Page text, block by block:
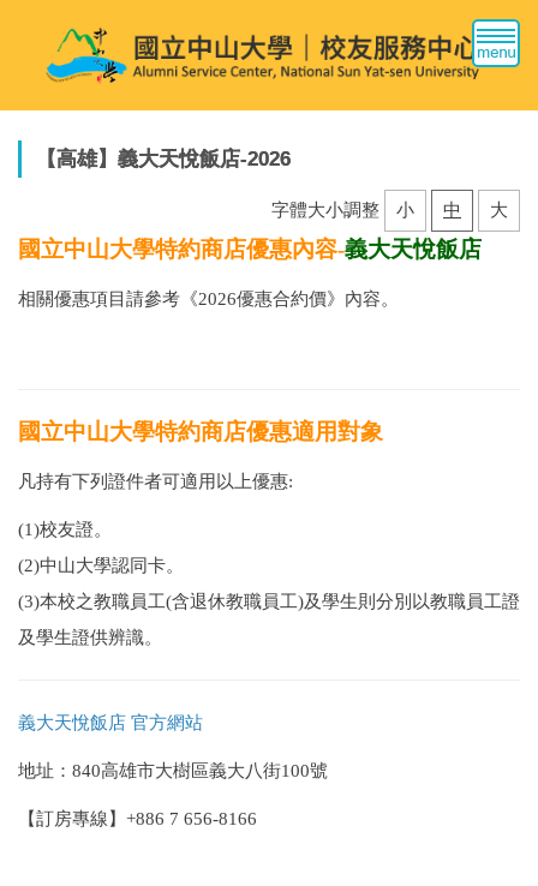
區
【高雄】義大天悅飯店-2026
字體大小調整 小 中 大
國立中山大學特約商店優惠內容-義大天悅飯店
相關優惠項目請參考 《2026優惠合約價》 內容。
國立中山大學特約商店優惠適用對象
凡持有下列證件者可適用以上優惠:
(1)校友證。
(2)中山大學認同卡。
(3)本校之教職員工(含退休教職員工)及學生則分別以教職員工證
及學生證供辨識。
義大天悅飯店 官方網站
地址： 840高雄市大樹區義大八街100號
【訂房專線】 +886 7 656-8166